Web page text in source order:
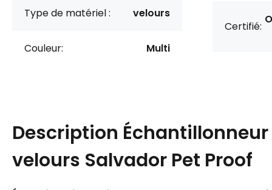
Type de matériel : velours
Couleur: Multi
Certifié:
Description
velours Salvador Pet Proof